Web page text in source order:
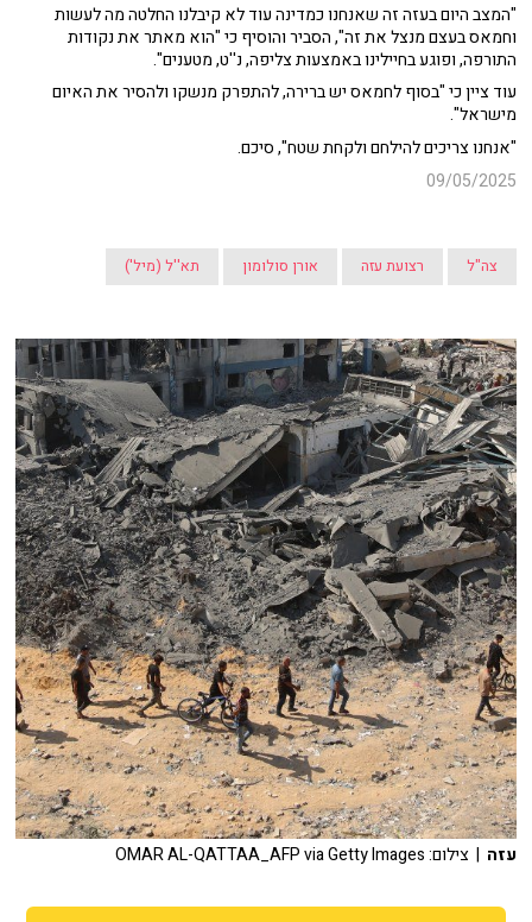
"המצב היום בעזה זה שאנחנו כמדינה עוד לא קיבלנו החלטה מה לעשות
וחמאס בעצם מנצל את זה", הסביר והוסיף כי "הוא מאתר את נקודות
התורפה, ופוגע בחיילינו באמצעות צליפה, נ''ט, מטענים".
עוד ציין כי "בסוף לחמאס יש ברירה, להתפרק מנשקו ולהסיר את האיום
מישראל".
"אנחנו צריכים להילחם ולקחת שטח", סיכם.
09/05/2025
צה"ל רצועת עזה אורן סולומון תא''ל (מיל')
עזה | צילום: OMAR AL-QATTAA_AFP via Getty Images